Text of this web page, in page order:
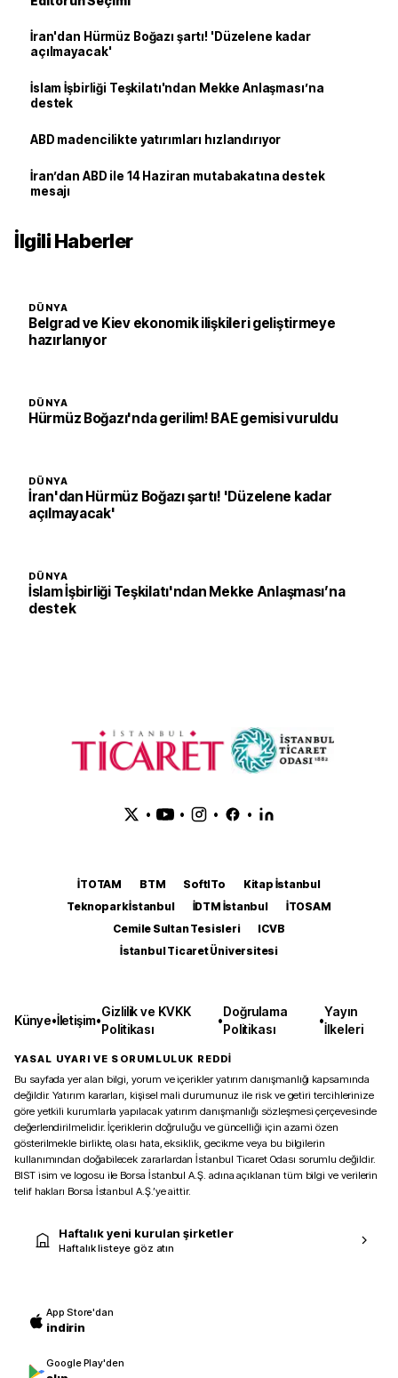
İran'dan Hürmüz Boğazı şartı! 'Düzelene kadar
açılmayacak'
İslam İşbirliği Teşkilatı'ndan Mekke Anlaşması’na
destek
ABD madencilikte yatırımları hızlandırıyor
İran’dan ABD ile 14 Haziran mutabakatına destek
mesajı
İlgili Haberler
DÜNYA
Belgrad ve Kiev ekonomik ilişkileri geliştirmeye
hazırlanıyor
DÜNYA
Hürmüz Boğazı'nda gerilim! BAE gemisi vuruldu
DÜNYA
İran'dan Hürmüz Boğazı şartı! 'Düzelene kadar
açılmayacak'
DÜNYA
İslam İşbirliği Teşkilatı'ndan Mekke Anlaşması’na
destek
• • • •
İTOTAM BTM SoftITo
Kitap İstanbul
Teknopark İstanbul
İDTM İstanbul
İTOSAM
Cemile Sultan Tesisleri
ICVB
İstanbul Ticaret Üniversitesi
Künye•İletişim•
Gizlilik ve KVKK
Politikası
•
Doğrulama
Politikası
•
Yayın
İlkeleri
YASAL UYARI VE SORUMLULUK REDDİ
Bu sayfada yer alan bilgi, yorum ve içerikler yatırım danışmanlığı kapsamında
değildir. Yatırım kararları, kişisel mali durumunuz ile risk ve getiri tercihlerinize
göre yetkili kurumlarla yapılacak yatırım danışmanlığı sözleşmesi çerçevesinde
değerlendirilmelidir. İçeriklerin doğruluğu ve güncelliği için azami özen
gösterilmekle birlikte, olası hata, eksiklik, gecikme veya bu bilgilerin
kullanımından doğabilecek zararlardan İstanbul Ticaret Odası sorumlu değildir.
BIST isim ve logosu ile Borsa İstanbul A.Ş. adına açıklanan tüm bilgi ve verilerin
telif hakları Borsa İstanbul A.Ş.’ye aittir.
Haftalık yeni kurulan şirketler
Haftalık listeye göz atın
App Store'dan
indirin
Google Play'den